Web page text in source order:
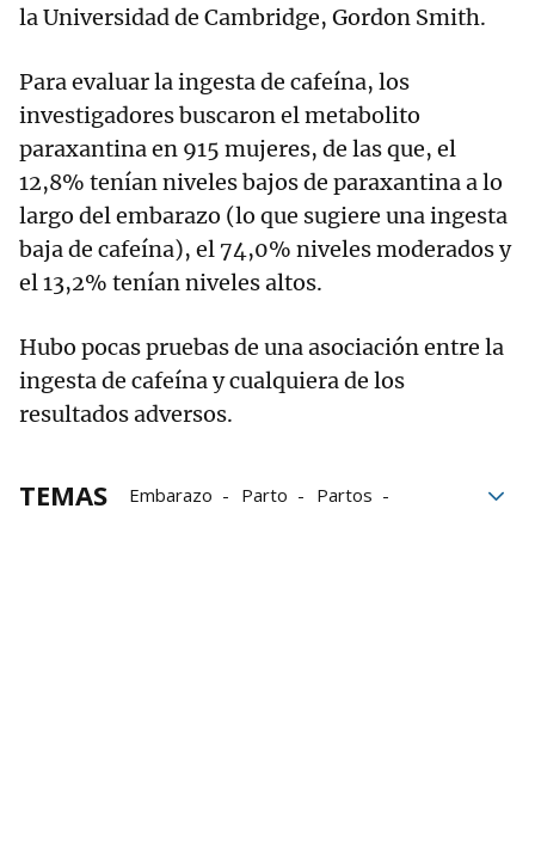
la Universidad de Cambridge, Gordon Smith.
Para evaluar la ingesta de cafeína, los
investigadores buscaron el metabolito
paraxantina en 915 mujeres, de las que, el
12,8% tenían niveles bajos de paraxantina a lo
largo del embarazo (lo que sugiere una ingesta
baja de cafeína), el 74,0% niveles moderados y
el 13,2% tenían niveles altos.
Hubo pocas pruebas de una asociación entre la
ingesta de cafeína y cualquiera de los
resultados adversos.
TEMAS Embarazo Parto
Partos